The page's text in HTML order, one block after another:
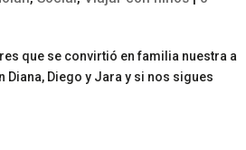
que se convirtió en familia nuestra a
Diana, Diego y Jara y si nos sigues